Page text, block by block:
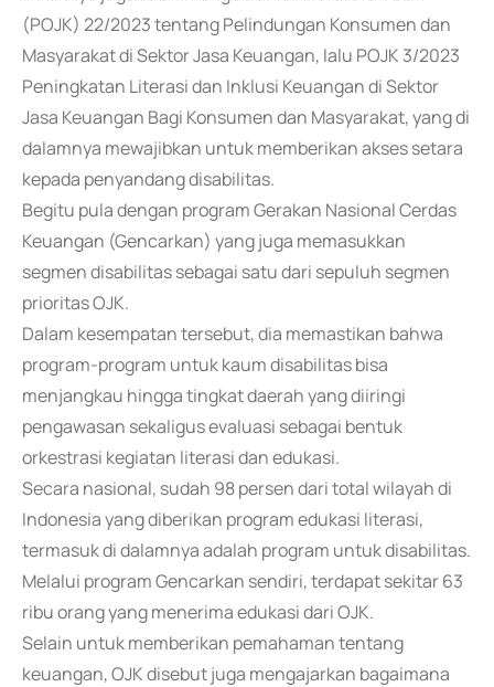
(POJK) 22/2023 tentang Pelindungan Konsumen dan
Masyarakat di Sektor Jasa Keuangan, lalu POJK 3/2023
Peningkatan Literasi dan Inklusi Keuangan di Sektor
Jasa Keuangan Bagi Konsumen dan Masyarakat, yang di
dalamnya mewajibkan untuk memberikan akses setara
kepada penyandang disabilitas.
Begitu pula dengan program Gerakan Nasional Cerdas
Keuangan (Gencarkan) yang juga memasukkan
segmen disabilitas sebagai satu dari sepuluh segmen
prioritas OJK.
Dalam kesempatan tersebut, dia memastikan bahwa
program-program untuk kaum disabilitas bisa
menjangkau hingga tingkat daerah yang diiringi
pengawasan sekaligus evaluasi sebagai bentuk
orkestrasi kegiatan literasi dan edukasi.
Secara nasional, sudah 98 persen dari total wilayah di
Indonesia yang diberikan program edukasi literasi,
termasuk di dalamnya adalah program untuk disabilitas.
Melalui program Gencarkan sendiri, terdapat sekitar 63
ribu orang yang menerima edukasi dari OJK.
Selain untuk memberikan pemahaman tentang
keuangan, OJK disebut juga mengajarkan bagaimana